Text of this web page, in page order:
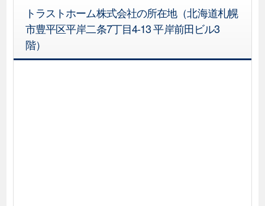
トラストホーム株式会社の所在地（北海道札幌
市豊平区平岸二条7丁目4-13 平岸前田ビル3
階）